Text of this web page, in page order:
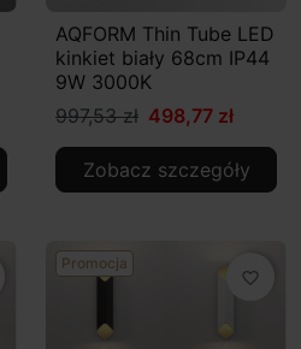
AQFORM Thin Tube LED
kinkiet biały 68cm IP44
9W 3000K
997,53 zł 498,77 zł
Zobacz szczegóły
Promocja
favorite_border